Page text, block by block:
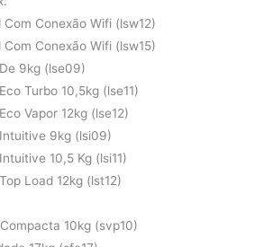
Conexão Wifi (lsw12)
Conexão Wifi (lsw15)
9kg (lse09)
Turbo 10,5kg (lse11)
Vapor 12kg (lse12)
9kg (lsi09)
10,5 Kg (lsi11)
Load 12kg (lst12)
10kg (svp10)